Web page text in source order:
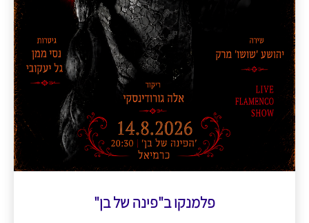
פלמנקו ב"פינה של בן"